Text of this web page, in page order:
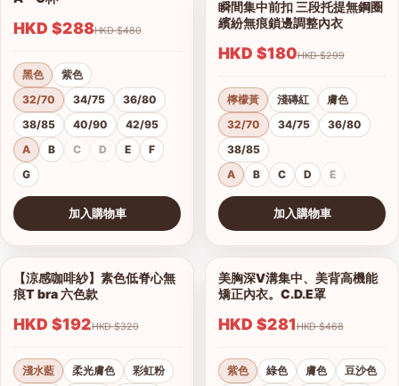
HKD $288 HKD $480
黑色
紫色
32/70
34/75
36/80
38/85
40/90
42/95
A
B C D E
F
G
加入購物車
1/18
查看圖片
【涼感咖啡紗】素色低脊心無
痕T bra 六色款
HKD $192 HKD $320
淺水藍 柔光膚色
彩虹粉
1/9
瞬間集中前扣 三段托提無鋼圈
繽紛無痕鎖邊調整內衣
HKD $180 HKD $299
檸檬黃 淺磚紅
膚色
32/70
34/75
36/80
38/85
A
B C D E
加入購物車
1/16
查看圖片
美胸深V溝集中、美背高機能
矯正內衣。C.D.E罩
HKD $281 HKD $468
紫色 綠色 膚色
豆沙色